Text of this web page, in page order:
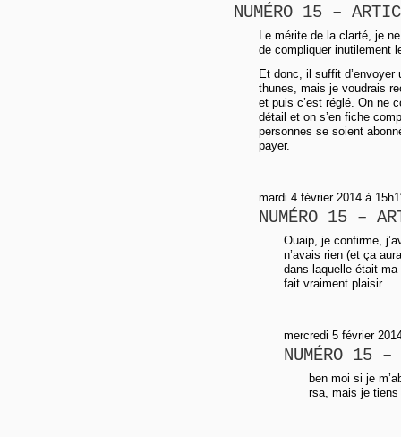
NUMÉRO 15 –
Le mérite de la clarté, je
de compliquer inutilement
Et donc, il suffit d’envoyer
thunes, mais je voudrais
et puis c’est réglé. On ne
détail et on s’en fiche
personnes se soient
payer.
mardi 4 février 2014 à
NUMÉRO 15 –
Ouaip, je confirme,
n’avais rien (et ça
dans laquelle était
fait vraiment plaisir.
mercredi 5 février
NUMÉRO 15
ben moi si je
rsa, mais je